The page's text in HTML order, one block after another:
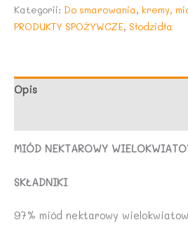
430g-
Kategorii: Do smarowania, kremy,
PRODUKTY SPOŻYWCZE, Słodzidła
Opis
MIÓD NEKTAROWY
SKŁADNIKI
97% miód nektarowy